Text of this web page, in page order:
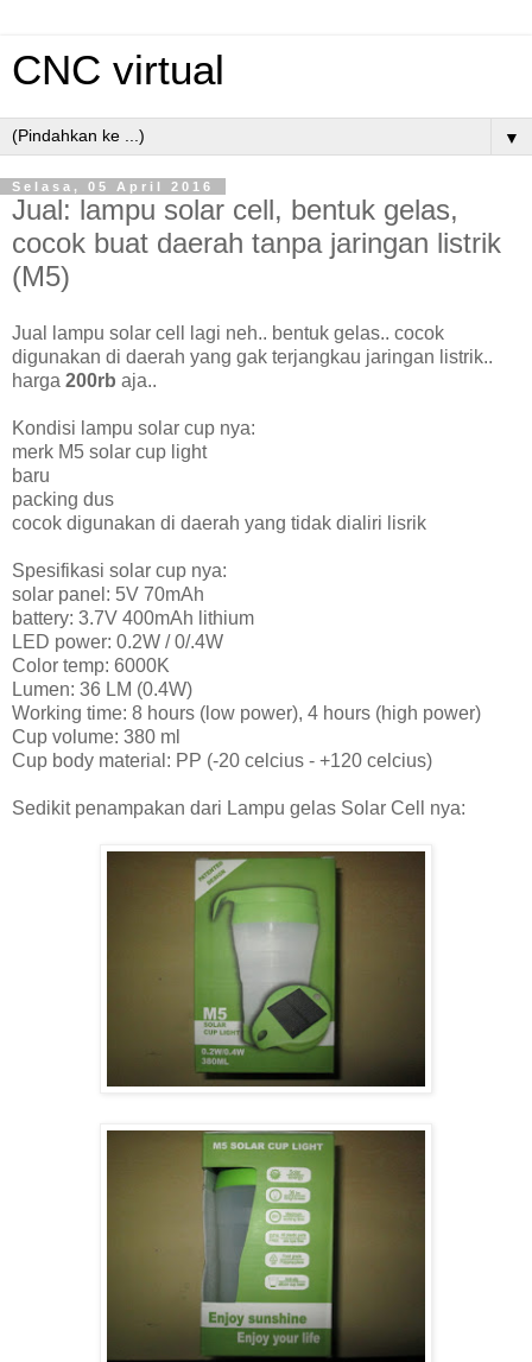
CNC virtual
▼
Selasa, 05 April 2016
Jual: lampu solar cell, bentuk gelas,
cocok buat daerah tanpa jaringan listrik
(M5)
Jual lampu solar cell lagi neh.. bentuk gelas.. cocok
digunakan di daerah yang gak terjangkau jaringan listrik..
harga 200rb aja..
Kondisi lampu solar cup nya:
merk M5 solar cup light
baru
packing dus
cocok digunakan di daerah yang tidak dialiri lisrik
Spesifikasi solar cup nya:
solar panel: 5V 70mAh
battery: 3.7V 400mAh lithium
LED power: 0.2W / 0/.4W
Color temp: 6000K
Lumen: 36 LM (0.4W)
Working time: 8 hours (low power), 4 hours (high power)
Cup volume: 380 ml
Cup body material: PP (-20 celcius - +120 celcius)
Sedikit penampakan dari Lampu gelas Solar Cell nya: